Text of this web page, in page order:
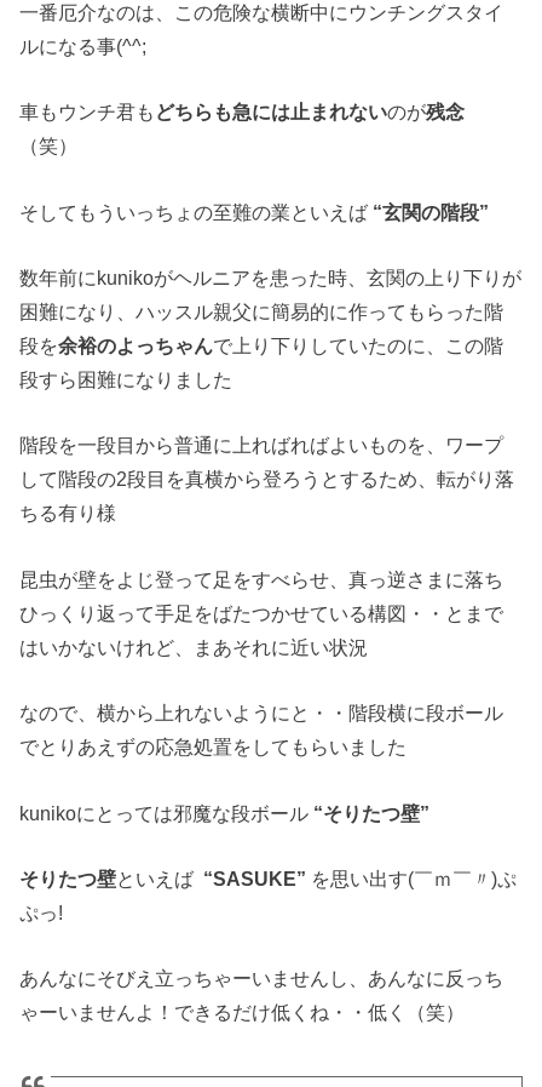
一番厄介なのは、この危険な横断中にウンチングスタイ
ルになる事(^^;
車もウンチ君も どちらも急には止まれないのが残念
（笑）
そしてもういっちょの至難の業といえば “玄関の階段”
数年前にkunikoがヘルニアを患った時、玄関の上り下りが
困難になり、ハッスル親父に簡易的に作ってもらった階
段を余裕のよっちゃんで上り下りしていたのに、この階
段すら困難になりました
階段を一段目から普通に上ればればよいものを、ワープ
して階段の2段目を真横から登ろうとするため、転がり落
ちる有り様
昆虫が壁をよじ登って足をすべらせ、真っ逆さまに落ち
ひっくり返って手足をばたつかせている構図・・とまで
はいかないけれど、まあそれに近い状況
なので、横から上れないようにと・・階段横に段ボール
でとりあえずの応急処置をしてもらいました
kunikoにとっては邪魔な段ボール “そりたつ壁”
そりたつ壁といえば “SASUKE” を思い出す(￣ｍ￣〃)ぷ
ぷっ!
あんなにそびえ立っちゃーいませんし、あんなに反っち
ゃーいませんよ！できるだけ低くね・・低く（笑）